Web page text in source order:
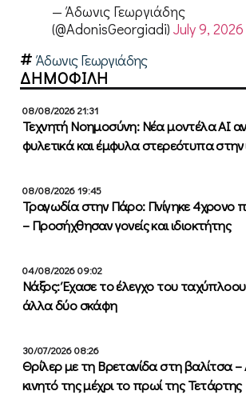
— Άδωνις Γεωργιάδης
(@AdonisGeorgiadi) July 9, 2026
Άδωνις Γεωργιάδης
ΔΗΜΟΦΙΛΗ
08/08/2026 21:31
Τεχνητή Νοημοσύνη: Νέα μοντέλα ΑΙ
φυλετικά και έμφυλα στερεότυπα στην
08/08/2026 19:45
Τραγωδία στην Πάρο: Πνίγηκε 4χρονο
– Προσήχθησαν γονείς και ιδιοκτήτης
04/08/2026 09:02
Νάξος: Έχασε το έλεγχο του
άλλα δύο σκάφη
30/07/2026 08:26
Θρίλερ με τη Βρετανίδα στη βαλίτσα –
κινητό της μέχρι το πρωί της Τετάρτης